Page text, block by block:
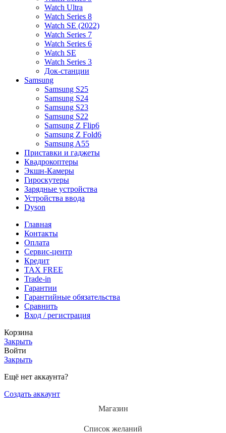
Watch Ultra
Watch Series 8
Watch SE (2022)
Watch Series 7
Watch Series 6
Watch SE
Watch Series 3
Док-станции
Samsung
Samsung S25
Samsung S24
Samsung S23
Samsung S22
Samsung Z Flip6
Samsung Z Fold6
Samsung A55
Приставки и гаджеты
Квадрокоптеры
Экшн-Камеры
Гироскутеры
Зарядные устройства
Устройства ввода
Dyson
Главная
Контакты
Оплата
Сервис-центр
Кредит
TAX FREE
Trade-in
Гарантии
Гарантийные обязательства
Сравнить
Вход / регистрация
Корзина
Закрыть
Войти
Закрыть
Ещё нет аккаунта?
Создать аккаунт
Магазин
Список желаний